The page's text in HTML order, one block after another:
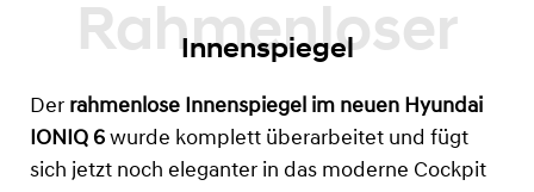
Innenspiegel
Der rahmenlose Innenspiegel im neuen Hyundai
IONIQ 6 wurde komplett überarbeitet und fügt
sich jetzt noch eleganter in das moderne Cockpit